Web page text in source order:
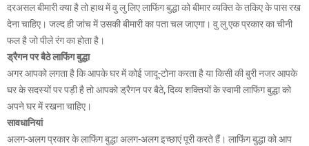
दरअसल बीमारी क्या है तो हाथ में वु लु लिए लाफिंग बुद्धा को बीमार व्यक्ति के तकिए के पास रख
देना चाहिए। जल्द ही जांच में उसकी बीमारी का पता चल जाएगा। वु लु एक प्रकार का चीनी
फल है जो पीले रंग का होता है।
ड्रैगन पर बैठे लाफिंग बुद्धा
अगर आपको लगता है कि आपके घर में कोई जादू-टोना करता है या किसी की बुरी नजर आपके
घर के सदस्यों पर पड़ी है तो आपको ड्रैगन पर बैठे, दिव्य शक्तियों के स्वामी लाफिंग बुद्धा को
अपने घर में रखना चाहिए।
सावधानियां
अलग-अलग प्रकार के लाफिंग बुद्धा अलग-अलग इच्छाएं पूरी करते हैं। लाफिंग बुद्धा को आप